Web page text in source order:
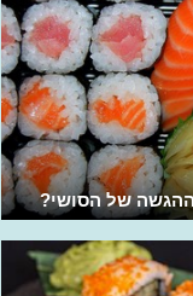
של הסושי?